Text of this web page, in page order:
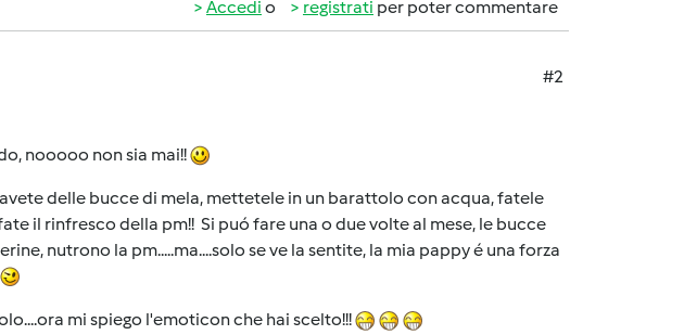
Accedi o registrati per poter commentare
#2
nooooo non sia mai!!
delle bucce di mela, mettetele in un barattolo con acqua, fatele
il rinfresco della pm!! Si puó fare una o due volte al mese, le bucce
nutrono la pm.....ma....solo se ve la sentite, la mia pappy é una forza
mi spiego l'emoticon che hai scelto!!!